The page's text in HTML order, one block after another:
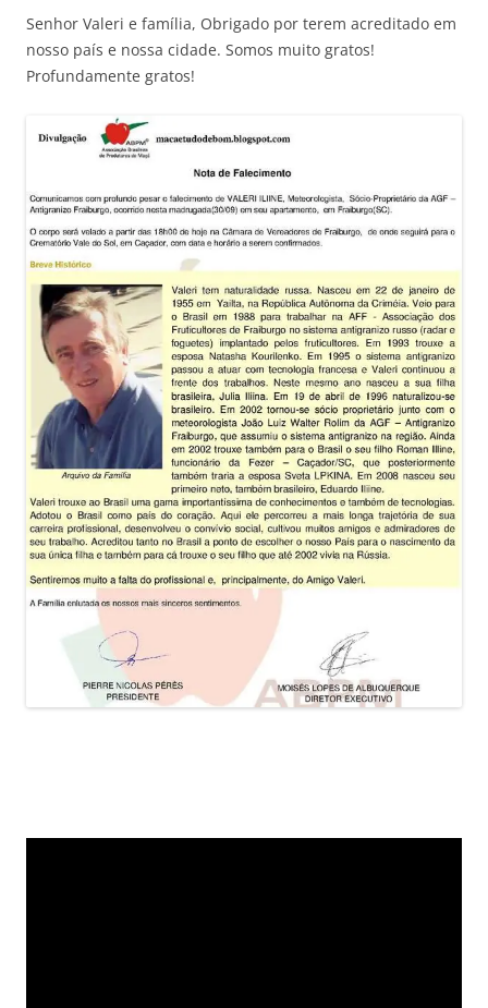
Senhor Valeri e família, Obrigado por terem acreditado em
nosso país e nossa cidade. Somos muito gratos!
Profundamente gratos!